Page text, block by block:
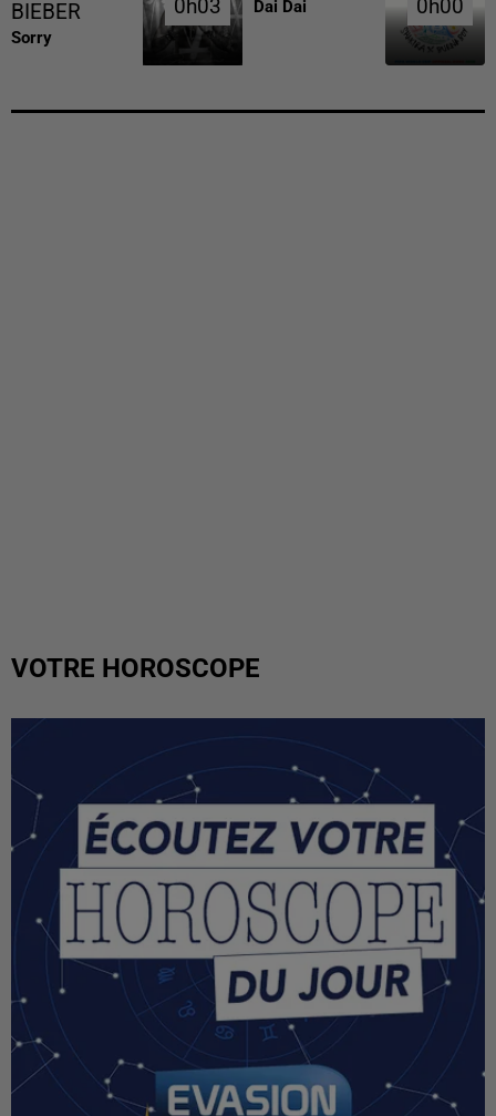
BIEBER
Sorry
0h03
0h03 Dai Dai 0h00
0h00
VOTRE HOROSCOPE